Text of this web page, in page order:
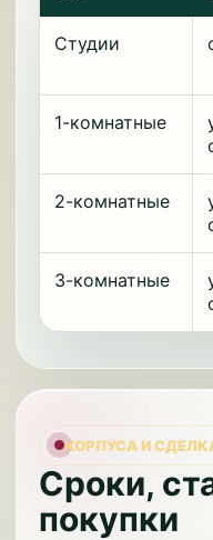
Студии
1-комнатные
2-комнатные
3-комнатные
КОРПУСА И
Сроки,
покупки